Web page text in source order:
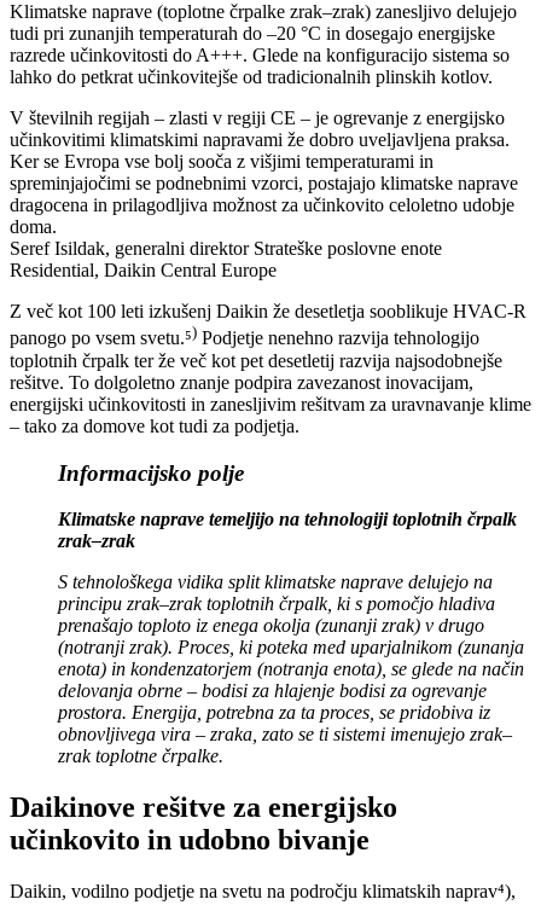
Klimatske naprave (toplotne črpalke zrak–zrak) zanesljivo delujejo
tudi pri zunanjih temperaturah do –20 °C in dosegajo energijske
razrede učinkovitosti do A+++. Glede na konfiguracijo sistema so
lahko do petkrat učinkovitejše od tradicionalnih plinskih kotlov.
V številnih regijah – zlasti v regiji CE – je ogrevanje z energijsko
učinkovitimi klimatskimi napravami že dobro uveljavljena praksa.
Ker se Evropa vse bolj sooča z višjimi temperaturami in
spreminjajočimi se podnebnimi vzorci, postajajo klimatske naprave
dragocena in prilagodljiva možnost za učinkovito celoletno udobje
doma.
Seref Isildak, generalni direktor Strateške poslovne enote
Residential, Daikin Central Europe
Z več kot 100 leti izkušenj Daikin že desetletja sooblikuje HVAC-R
panogo po vsem svetu.⁵) Podjetje nenehno razvija tehnologijo
toplotnih črpalk ter že več kot pet desetletij razvija najsodobnejše
rešitve. To dolgoletno znanje podpira zavezanost inovacijam,
energijski učinkovitosti in zanesljivim rešitvam za uravnavanje klime
– tako za domove kot tudi za podjetja.
Informacijsko polje
Klimatske naprave temeljijo na tehnologiji toplotnih črpalk
zrak–zrak
S tehnološkega vidika split klimatske naprave delujejo na
principu zrak–zrak toplotnih črpalk, ki s pomočjo hladiva
prenašajo toploto iz enega okolja (zunanji zrak) v drugo
(notranji zrak). Proces, ki poteka med uparjalnikom (zunanja
enota) in kondenzatorjem (notranja enota), se glede na način
delovanja obrne – bodisi za hlajenje bodisi za ogrevanje
prostora. Energija, potrebna za ta proces, se pridobiva iz
obnovljivega vira – zraka, zato se ti sistemi imenujejo zrak–
zrak toplotne črpalke.
Daikinove rešitve za energijsko
učinkovito in udobno bivanje
Daikin, vodilno podjetje na svetu na področju klimatskih naprav⁴),